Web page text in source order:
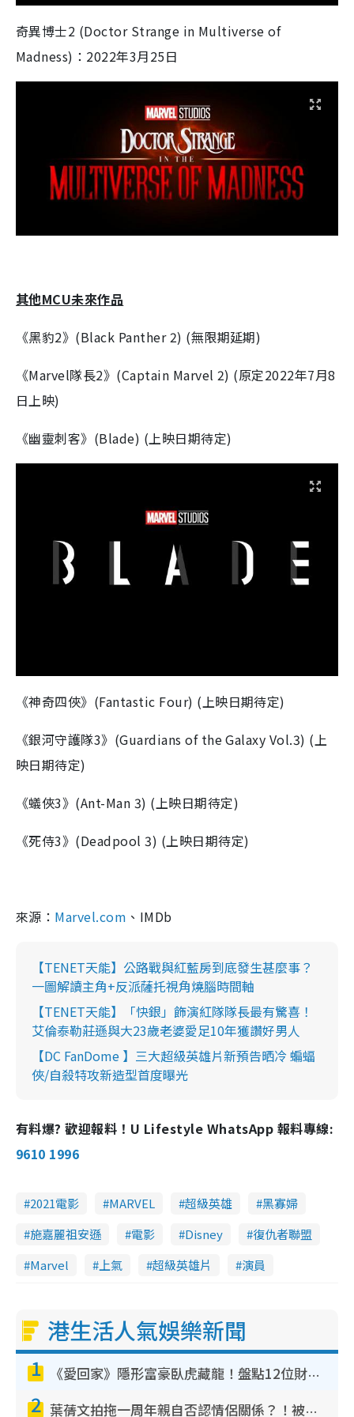
奇異博士2 (Doctor Strange in Multiverse of
Madness) ： 2022年3月25日
其他MCU未來作品
《黑豹2》 (Black Panther 2) (無限期延期)
《Marvel隊長2》 (Captain Marvel 2) (原定2022年7月8
日上映)
《幽靈刺客》 (Blade) (上映日期待定)
《神奇四俠》 (Fantastic Four) (上映日期待定)
《銀河守護隊3》 (Guardians of the Galaxy Vol.3) (上
映日期待定)
《蟻俠3》 (Ant-Man 3) (上映日期待定)
《死侍3》 (Deadpool 3) (上映日期待定)
來源： Marvel.com 、IMDb
【TENET天能】公路戰與紅藍房到底發生甚麼事？
一圖解讀主角+反派薩托視角燒腦時間軸
【TENET天能】「快銀」飾演紅隊隊長最有驚喜！
艾倫泰勒莊遜與大23歲老婆愛足10年獲讚好男人
【DC FanDome 】三大超級英雄片新預告晒冷 蝙蝠
俠/自殺特攻新造型首度曝光
有料爆? 歡迎報料！U Lifestyle WhatsApp 報料專線:
9610 1996
2021電影 MARVEL 超級英雄
黑寡婦
施嘉麗祖安遜
電影 Disney
復仇者聯盟
Marvel
上氣 超級英雄片 演員
港生活人氣娛樂新聞
1 《愛回家》隱形富豪臥虎藏龍！盤點12位財氣逼人的有錢藝人：呢位靚女3億身家唔憂做
2 葉蒨文拍拖一周年親自否認情侶關係？！被質疑感情造假竟稱GM「普通同事」